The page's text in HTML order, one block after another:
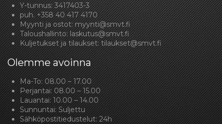
Y-tunnus: 3417403-3
puh.+358 40 417 4170
Myynti ja ostot:myynti@smvt.fi
Taloushallinto:laskutus@smvt.fi
Kuljetukset ja tilaukset:tilaukset@smvt.fi
Olemme avoinna
Ma-To: 08.00 – 17.00
Perjantai: 08.00 – 15.00
Lauantai: 10.00 – 14.00
Sunnuntai: Suljettu
Sähköpostitiedustelut: 24h